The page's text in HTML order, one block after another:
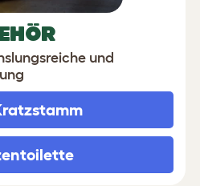
und